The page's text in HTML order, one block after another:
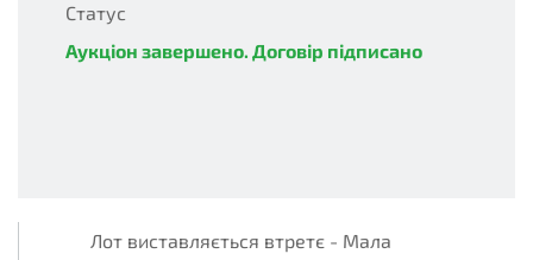
Лот виставляється втретє - Мала
Статус
Аукціон завершено. Договір підписано